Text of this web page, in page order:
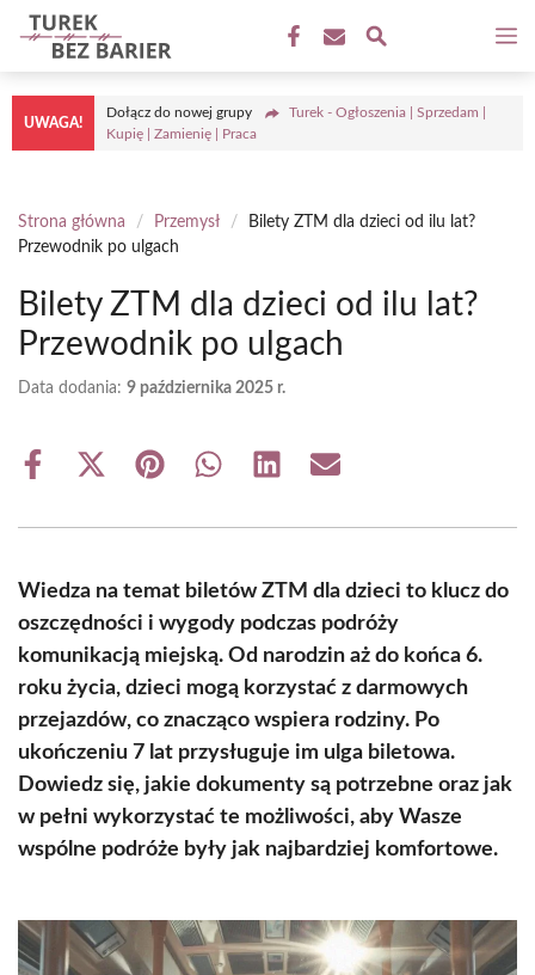
Przejdź
do
treści
UWAGA!
Dołącz do nowej grupy
Turek - Ogłoszenia | Sprzedam |
Kupię | Zamienię | Praca
Strona główna / Przemysł /
Bilety ZTM dla dzieci od ilu lat?
Przewodnik po ulgach
Bilety ZTM dla dzieci od ilu lat?
Przewodnik po ulgach
Data dodania: 9 października 2025 r.
Share
Share
(Twitter)
Share Share Share Share
Wiedza na temat biletów ZTM dla dzieci to klucz do
oszczędności i wygody podczas podróży
komunikacją miejską. Od narodzin aż do końca 6.
roku życia, dzieci mogą korzystać z darmowych
przejazdów, co znacząco wspiera rodziny. Po
ukończeniu 7 lat przysługuje im ulga biletowa.
Dowiedz się, jakie dokumenty są potrzebne oraz jak
w pełni wykorzystać te możliwości, aby Wasze
wspólne podróże były jak najbardziej komfortowe.